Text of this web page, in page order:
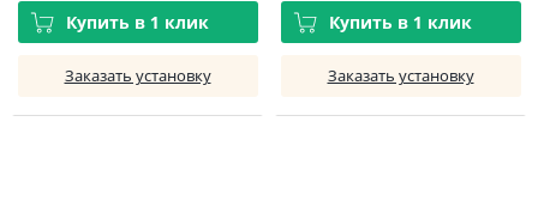
Купить в 1 клик
Заказать установку
Купить в 1 клик
Заказать установку